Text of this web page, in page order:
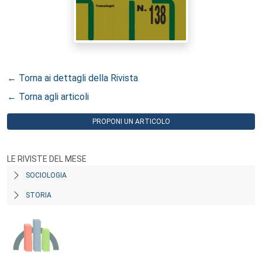
← Torna ai dettagli della Rivista
← Torna agli articoli
PROPONI UN ARTICOLO
LE RIVISTE DEL MESE
SOCIOLOGIA
STORIA